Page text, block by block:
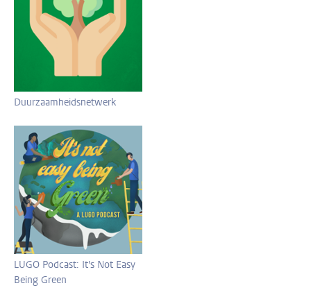
Duurzaamheidsnetwerk
LUGO Podcast: It's Not Easy
Being Green